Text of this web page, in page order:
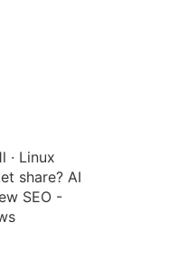
· Linux
share? AI
SEO -